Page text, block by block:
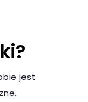
jest